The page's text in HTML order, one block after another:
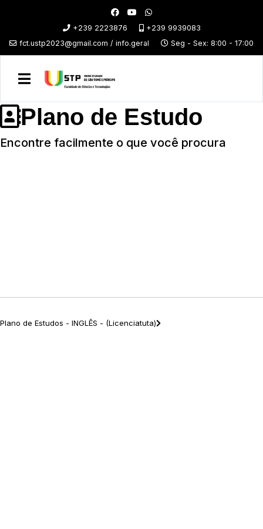
+239 2223876
+239 9939083
fct.ustp2023@gmail.com / info.geral
Seg - Sex: 8:00 - 17:00
Plano de Estudo
Encontre facilmente o que você procura
Plano de Estudos - INGLÊS - (Licenciatuta)